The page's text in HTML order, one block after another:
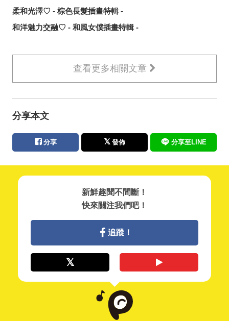
柔和光澤♡ - 棕色長髮插畫特輯 -
和洋魅力交融♡ - 和風女僕插畫特輯 -
查看更多相關文章
分享本文
分享 發佈 分享至LINE
新鮮趣聞不間斷！
快來關注我們吧！
追蹤！